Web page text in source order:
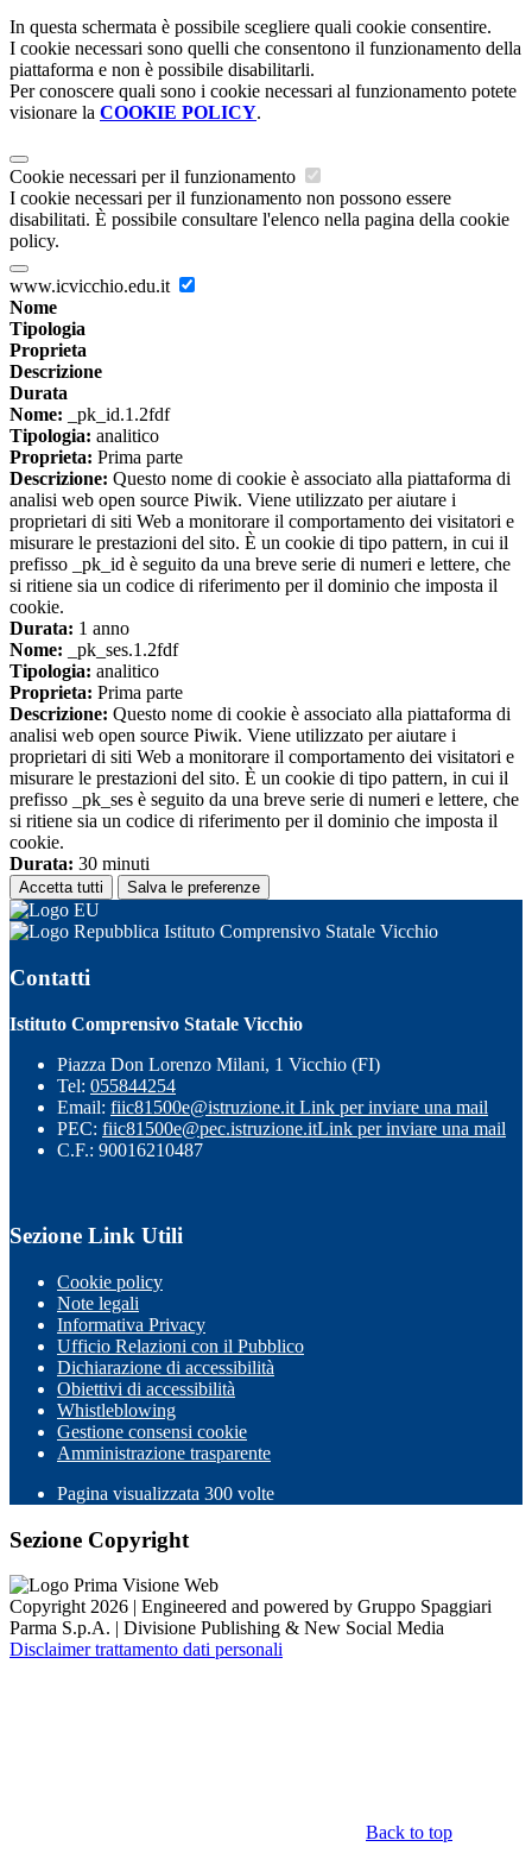
In questa schermata è possibile scegliere quali cookie consentire.
I cookie necessari sono quelli che consentono il funzionamento della
piattaforma e non è possibile disabilitarli.
Per conoscere quali sono i cookie necessari al funzionamento potete
visionare la COOKIE POLICY.
Cookie necessari per il funzionamento
I cookie necessari per il funzionamento non possono essere
disabilitati. È possibile consultare l'elenco nella pagina della cookie
policy.
www.icvicchio.edu.it
Nome
Tipologia
Proprieta
Descrizione
Durata
Nome: _pk_id.1.2fdf
Tipologia: analitico
Proprieta: Prima parte
Descrizione: Questo nome di cookie è associato alla piattaforma di
analisi web open source Piwik. Viene utilizzato per aiutare i
proprietari di siti Web a monitorare il comportamento dei visitatori e
misurare le prestazioni del sito. È un cookie di tipo pattern, in cui il
prefisso _pk_id è seguito da una breve serie di numeri e lettere, che
si ritiene sia un codice di riferimento per il dominio che imposta il
cookie.
Durata: 1 anno
Nome: _pk_ses.1.2fdf
Tipologia: analitico
Proprieta: Prima parte
Descrizione: Questo nome di cookie è associato alla piattaforma di
analisi web open source Piwik. Viene utilizzato per aiutare i
proprietari di siti Web a monitorare il comportamento dei visitatori e
misurare le prestazioni del sito. È un cookie di tipo pattern, in cui il
prefisso _pk_ses è seguito da una breve serie di numeri e lettere, che
si ritiene sia un codice di riferimento per il dominio che imposta il
cookie.
Durata: 30 minuti
Accetta tutti Salva le preferenze
Istituto Comprensivo Statale Vicchio
Contatti
Istituto Comprensivo Statale Vicchio
Piazza Don Lorenzo Milani, 1 Vicchio (FI)
Tel: 055844254
Email: fiic81500e@istruzione.it Link per inviare una mail
PEC: fiic81500e@pec.istruzione.itLink per inviare una mail
C.F.: 90016210487
Sezione Link Utili
Cookie policy
Note legali
Informativa Privacy
Ufficio Relazioni con il Pubblico
Dichiarazione di accessibilità
Obiettivi di accessibilità
Whistleblowing
Gestione consensi cookie
Amministrazione trasparente
Pagina visualizzata 300 volte
Sezione Copyright
Copyright 2026 | Engineered and powered by Gruppo Spaggiari
Parma S.p.A. | Divisione Publishing & New Social Media
Disclaimer trattamento dati personali
Back to top